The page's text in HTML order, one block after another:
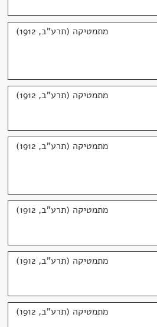
מתמטיקה (תרע"ב, 1912)
מתמטיקה (תרע"ב, 1912)
מתמטיקה (תרע"ב, 1912)
מתמטיקה (תרע"ב, 1912)
מתמטיקה (תרע"ב, 1912)
מתמטיקה (תרע"ב, 1912)